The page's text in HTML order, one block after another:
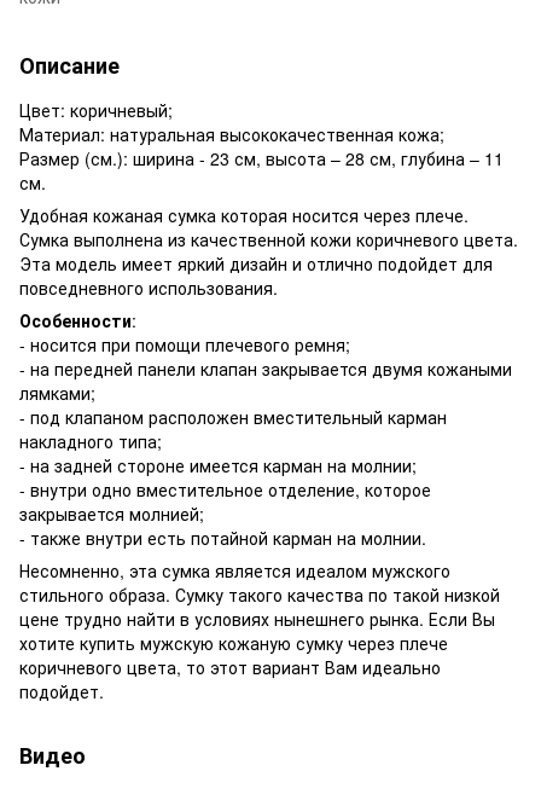
Описание
Цвет: коричневый;
Материал: натуральная высококачественная кожа;
Размер (см.): ширина - 23 см, высота – 28 см, глубина – 11
см.
Удобная кожаная сумка которая носится через плече.
Сумка выполнена из качественной кожи коричневого цвета.
Эта модель имеет яркий дизайн и отлично подойдет для
повседневного использования.
Особенности:
- носится при помощи плечевого ремня;
- на передней панели клапан закрывается двумя кожаными
лямками;
- под клапаном расположен вместительный карман
накладного типа;
- на задней стороне имеется карман на молнии;
- внутри одно вместительное отделение, которое
закрывается молнией;
- также внутри есть потайной карман на молнии.
Несомненно, эта сумка является идеалом мужского
стильного образа. Сумку такого качества по такой низкой
цене трудно найти в условиях нынешнего рынка. Если Вы
хотите купить мужскую кожаную сумку через плече
коричневого цвета, то этот вариант Вам идеально
подойдет.
Видео